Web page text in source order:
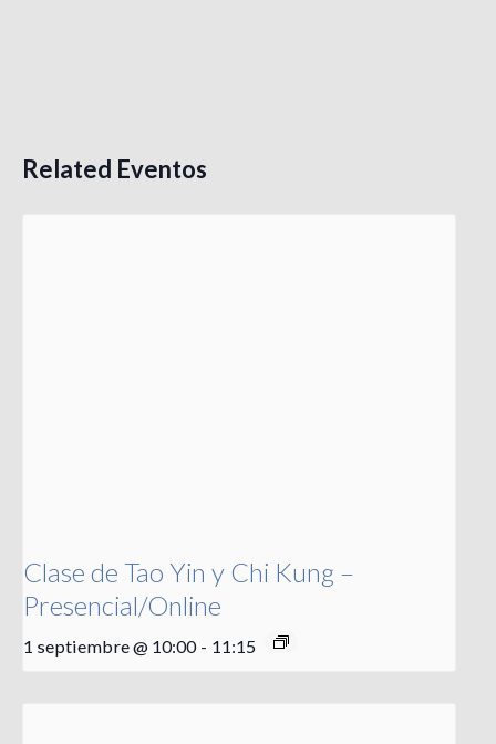
Related Eventos
Clase de Tao Yin y Chi Kung –
Presencial/Online
1 septiembre @ 10:00 - 11:15